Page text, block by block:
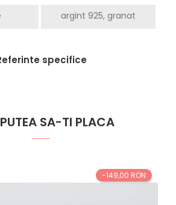
argint 925, granat
specifice
SA-TI PLACA
-149,00 RON